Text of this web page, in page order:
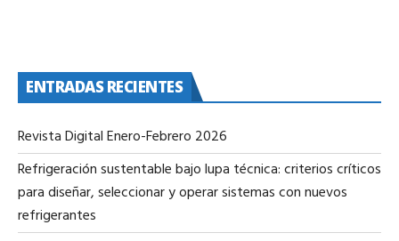
ENTRADAS RECIENTES
Revista Digital Enero-Febrero 2026
Refrigeración sustentable bajo lupa técnica: criterios críticos
para diseñar, seleccionar y operar sistemas con nuevos
refrigerantes